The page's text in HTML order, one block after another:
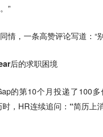
”
情，一条高赞评论写道：“
后的求职困境
的第10个月投递了100
，HR连续追问： “简历上